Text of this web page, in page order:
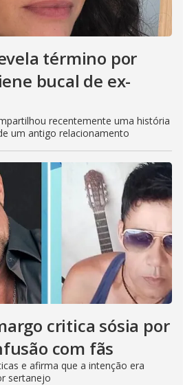
término por
bucal de ex-
recentemente uma história
um antigo relacionamento
critica sósia por
com fãs
e afirma que a intenção era
sertanejo